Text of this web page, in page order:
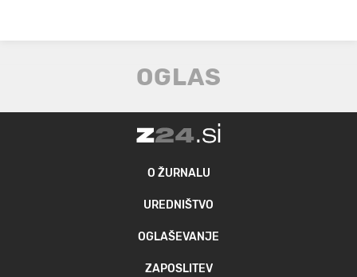
O ŽURNALU
UREDNIŠTVO
OGLAŠEVANJE
ZAPOSLITEV